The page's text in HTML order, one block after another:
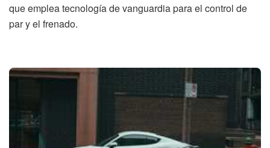
que emplea tecnología de vanguardia para el control de
par y el frenado.